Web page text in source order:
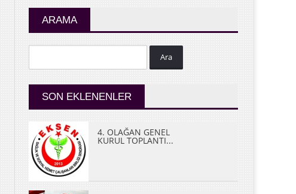
ARAMA
Ara
SON EKLENENLER
4. OLAĞAN GENEL
KURUL TOPLANTI...